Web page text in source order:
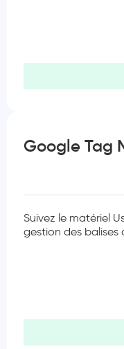
Google Tag
Suivez le matériel
gestion des balises